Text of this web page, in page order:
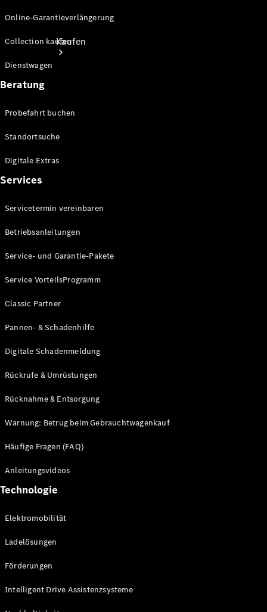
Kaufen
Neuwagen
Privatkunden
Angebote
Aktionen
Finanzierung
Geschäftskunden
Sterne
Sterne
elektrisch
Konfigurator
buchen
Extras
Garantie-
Technisches
Online-Garantieverlängerung
Collection kaufen
Dienstwagen
Beratung
Probefahrt buchen
Standortsuche
Digitale Extras
Services
Servicetermin vereinbaren
Betriebsanleitungen
Service- und Garantie-Pakete
Service VorteilsProgramm
Classic Partner
Pannen- & Schadenhilfe
Digitale Schadenmeldung
Rückrufe & Umrüstungen
Rücknahme & Entsorgung
Warnung: Betrug beim Gebrauchtwagenkauf
Häufige Fragen (FAQ)
Anleitungsvideos
Technologie
Elektromobilität
Ladelösungen
Förderungen
Intelligent Drive Assistenzsysteme